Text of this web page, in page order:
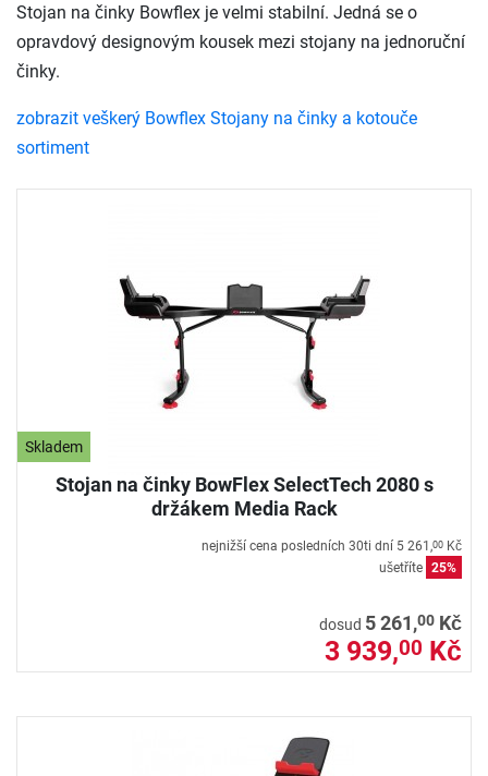
Skladem
Stojan na činky BowFlex SelectTech 2080 s
držákem Media Rack
nejnižší cena posledních 30ti dní 5 261,00 Kč
ušetříte 25%
dosud 5 261,00 Kč
3 939,00 Kč
Stojan na činky Bowflex je velmi stabilní. Jedná se o
opravdový designovým kousek mezi stojany na jednoruční
činky.
zobrazit veškerý Bowflex Stojany na činky a kotouče
sortiment